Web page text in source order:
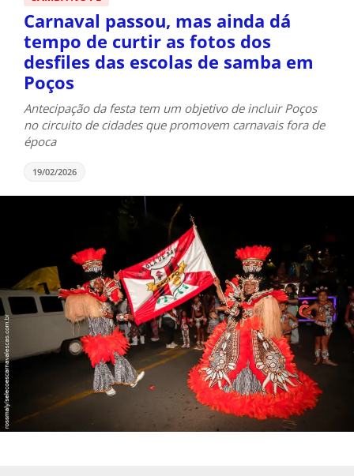
Carnaval passou, mas ainda dá
tempo de curtir as fotos dos
desfiles das escolas de samba em
Poços
Antecipação da festa tem um objetivo de incluir Poços
no circuito de cidades que promovem carnavais fora de
época
19/02/2026